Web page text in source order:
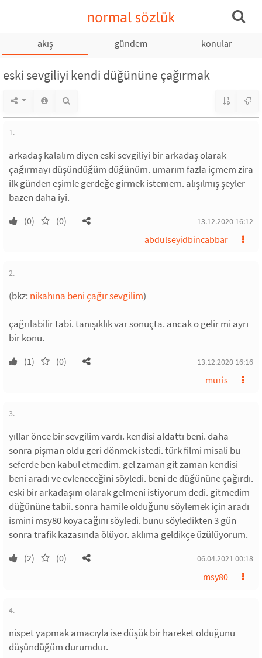
normal sözlük
akış gündem konular
eski sevgiliyi kendi düğününe çağırmak
1.
arkadaş kalalım diyen eski sevgiliyi bir arkadaş olarak
çağırmayı düşündüğüm düğünüm. umarım fazla içmem zira
ilk günden eşimle gerdeğe girmek istemem. alışılmış şeyler
bazen daha iyi.
(0) (0) 13.12.2020 16:12
abdulseyidbincabbar
2.
(bkz: nikahına beni çağır sevgilim)
çağrılabilir tabi. tanışıklık var sonuçta. ancak o gelir mi ayrı
bir konu.
(1) (0) 13.12.2020 16:16
muris
3.
yıllar önce bir sevgilim vardı. kendisi aldattı beni. daha
sonra pişman oldu geri dönmek istedi. türk filmi misali bu
seferde ben kabul etmedim. gel zaman git zaman kendisi
beni aradı ve evleneceğini söyledi. beni de düğününe çağırdı.
eski bir arkadaşım olarak gelmeni istiyorum dedi. gitmedim
düğününe tabii. sonra hamile olduğunu söylemek için aradı
ismini msy80 koyacağını söyledi. bunu söyledikten 3 gün
sonra trafik kazasında ölüyor. aklıma geldikçe üzülüyorum.
(2) (0) 06.04.2021 00:18
msy80
4.
nispet yapmak amacıyla ise düşük bir hareket olduğunu
düşündüğüm durumdur.